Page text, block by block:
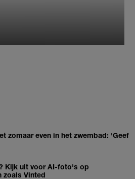
zomaar even in het zwembad: 'Geef
Kijk uit voor AI-foto's op
zoals Vinted